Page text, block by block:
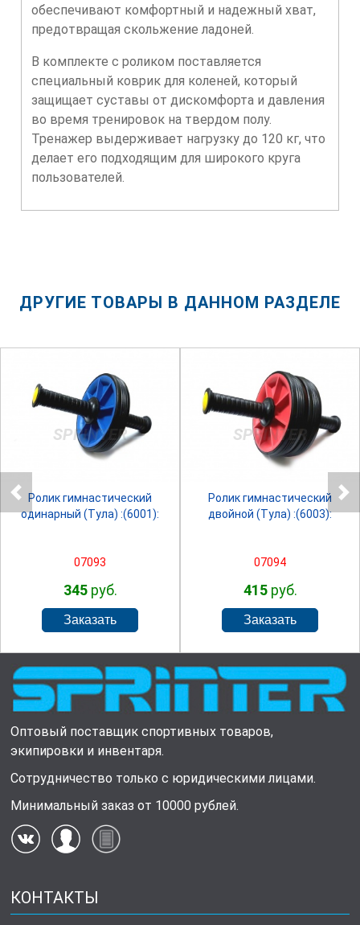
обеспечивают комфортный и надежный хват,
предотвращая скольжение ладоней.
В комплекте с роликом поставляется
специальный коврик для коленей, который
защищает суставы от дискомфорта и давления
во время тренировок на твердом полу.
Тренажер выдерживает нагрузку до 120 кг, что
делает его подходящим для широкого круга
пользователей.
ДРУГИЕ ТОВАРЫ В ДАННОМ РАЗДЕЛЕ
SPRINTER
Ролик гимнастический
одинарный (Тула) :(6001):
07093
345руб.
SPRINTER
Ролик гимнастический
двойной (Тула) :(6003):
07094
415руб.
Оптовый поставщик спортивных товаров,
экипировки и инвентаря.
Сотрудничество только с юридическими лицами.
Минимальный заказ от 10000 рублей.
КОНТАКТЫ